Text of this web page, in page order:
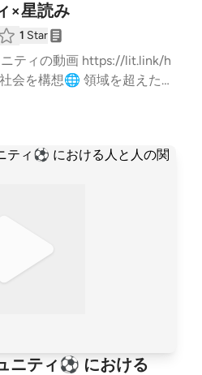
×星読み
1 Star
ティの動画 https://lit.link/h
使命コンサ
信ができます。 https://sta
ニティ⚽️ における